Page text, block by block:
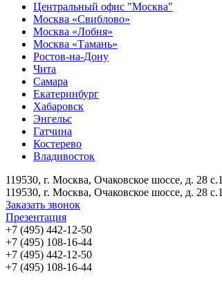
Центральный офис "Москва"
Москва «Свиблово»
Москва «Лобня»
Москва «Тамань»
Ростов-на-Дону
Чита
Самара
Екатеринбург
Хабаровск
Энгельс
Гатчина
Костерево
Владивосток
119530, г. Москва, Очаковское шоссе, д. 28 с.1
119530, г. Москва, Очаковское шоссе, д. 28 с.1
Заказать звонок
Презентация
+7 (495) 442-12-50
+7 (495) 108-16-44
+7 (495) 442-12-50
+7 (495) 108-16-44